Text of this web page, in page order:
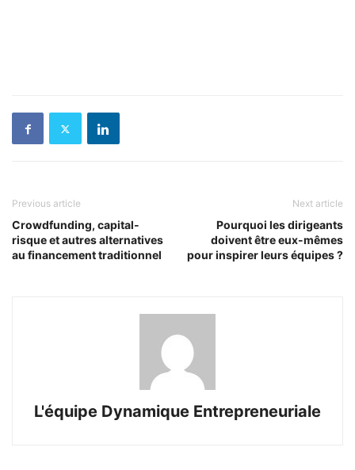
Previous article
Crowdfunding, capital-
risque et autres alternatives
au financement traditionnel
Next article
Pourquoi les dirigeants
doivent être eux-mêmes
pour inspirer leurs équipes ?
L'équipe Dynamique Entrepreneuriale